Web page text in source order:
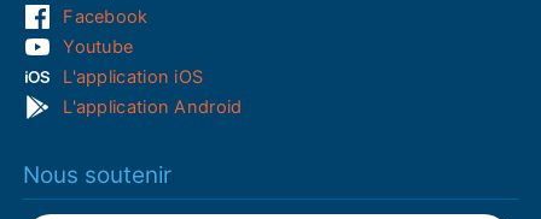
Facebook
Youtube
L'application iOS
L'application Android
Nous soutenir